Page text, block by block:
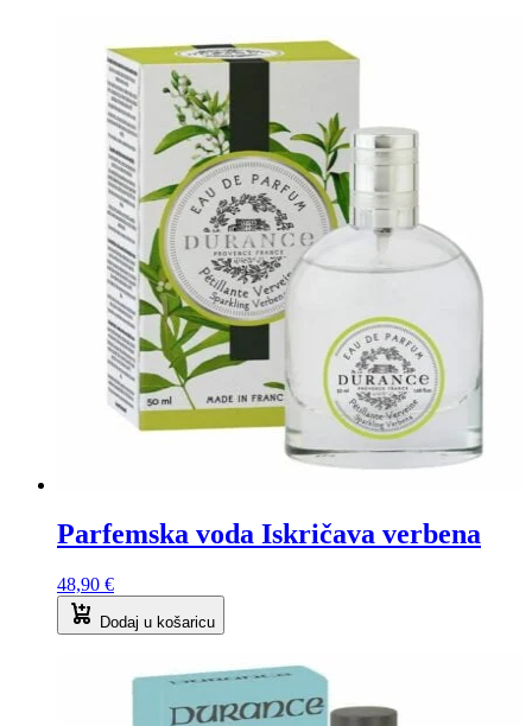
Parfemska voda Iskričava verbena
48,90 €
Dodaj u košaricu